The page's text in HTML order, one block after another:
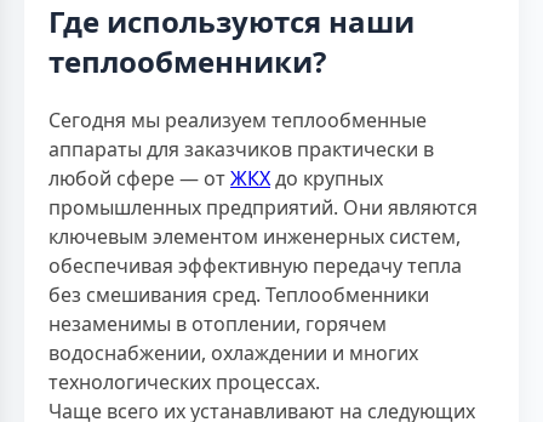
Где используются наши
теплообменники?
Сегодня мы реализуем теплообменные
аппараты для заказчиков практически в
любой сфере — отЖКХдо крупных
промышленных предприятий. Они являются
ключевым элементом инженерных систем,
обеспечивая эффективную передачу тепла
без смешивания сред. Теплообменники
незаменимы в отоплении, горячем
водоснабжении, охлаждении и многих
технологических процессах.
Чаще всего их устанавливают на следующих